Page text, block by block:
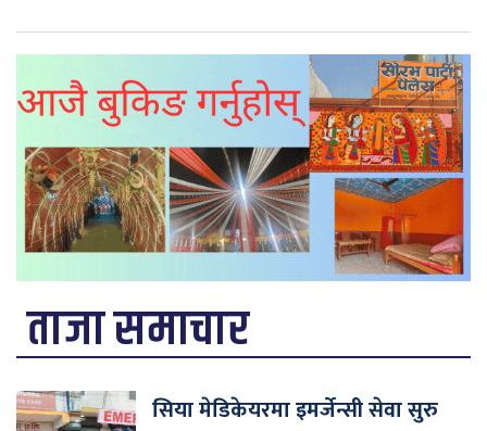
ताजा समाचार
सिया मेडिकेयरमा इमर्जेन्सी सेवा सुरु